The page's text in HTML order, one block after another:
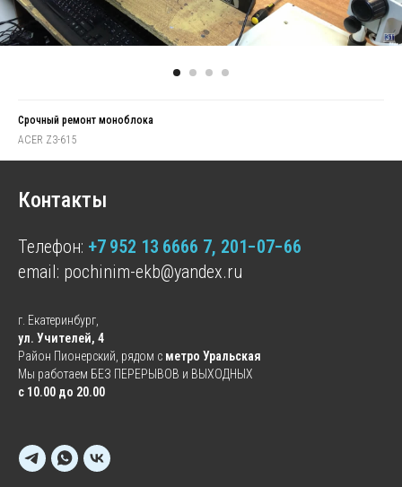
Срочный ремонт моноблока
ACER Z3-615
Контакты
Телефон: +7 952 13 6666 7, 201−07−66
email: pochinim-ekb@yandex.ru
г. Екатеринбург,
ул. Учителей, 4
Район Пионерский, рядом с метро Уральская
Мы работаем БЕЗ ПЕРЕРЫВОВ и ВЫХОДНЫХ
с 10.00 до 20.00